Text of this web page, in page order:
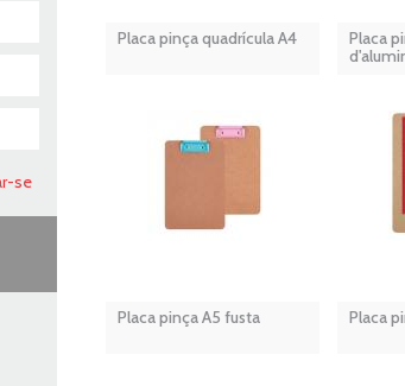
Placa pinça quadrícula A4
Placa
Placa pinça A5 fusta Placa